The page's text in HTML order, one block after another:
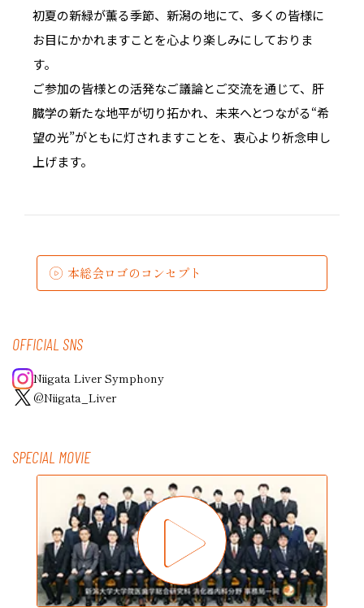
初夏の新緑が薫る季節、新潟の地にて、多くの皆様に
お目にかかれますことを心より楽しみにしておりま
す。
ご参加の皆様との活発なご議論とご交流を通じて、肝
臓学の新たな地平が切り拓かれ、未来へとつながる“希
望の光”がともに灯されますことを、衷心より祈念申し
上げます。
本総会ロゴのコンセプト
OFFICIAL SNS
Niigata Liver Symphony
@Niigata_Liver
SPECIAL MOVIE